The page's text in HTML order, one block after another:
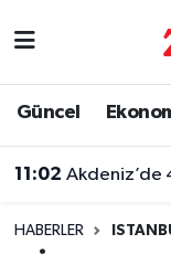
Güncel
11:02 Akdeniz’de
10:23 Menderes
HABERLER
Nöbetçi